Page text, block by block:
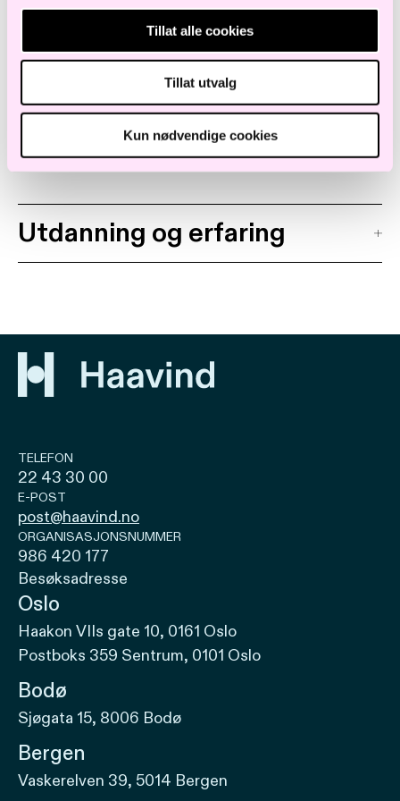
Tillat alle cookies
Tillat utvalg
Kun nødvendige cookies
Katrine har også omfattende erfaring som
advokat innen kontraktsrett, forhandlinger,
selskapstransaksjoner og integrasjoner,
granskning samt strategisk rådgivning både
for kunde- og leverandørsiden.
Utdanning og erfaring
TELEFON
22 43 30 00
E-POST
post@haavind.no
ORGANISASJONSNUMMER
986 420 177
Besøksadresse
Oslo
Haakon VIIs gate 10, 0161 Oslo
Postboks 359 Sentrum, 0101 Oslo
Bodø
Sjøgata 15, 8006 Bodø
Bergen
Vaskerelven 39, 5014 Bergen